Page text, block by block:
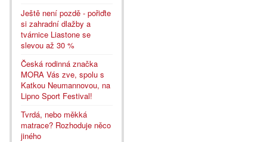
Ještě není pozdě - pořiďte
si zahradní dlažby a
tvárnice Liastone se
slevou až 30 %
Česká rodinná značka
MORA Vás zve, spolu s
Katkou Neumannovou, na
Lipno Sport Festival!
Tvrdá, nebo měkká
matrace? Rozhoduje něco
jiného